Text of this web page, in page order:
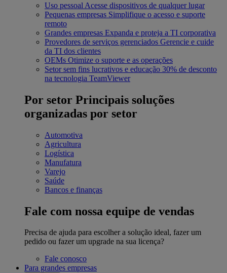
Uso pessoal Acesse dispositivos de qualquer lugar
Pequenas empresas Simplifique o acesso e suporte
remoto
Grandes empresas Expanda e proteja a TI corporativa
Provedores de serviços gerenciados Gerencie e cuide
da TI dos clientes
OEMs Otimize o suporte e as operações
Setor sem fins lucrativos e educação 30% de desconto
na tecnologia TeamViewer
Por setor Principais soluções
organizadas por setor
Automotiva
Agricultura
Logística
Manufatura
Varejo
Saúde
Bancos e finanças
Fale com nossa equipe de vendas
Precisa de ajuda para escolher a solução ideal, fazer um
pedido ou fazer um upgrade na sua licença?
Fale conosco
Para grandes empresas